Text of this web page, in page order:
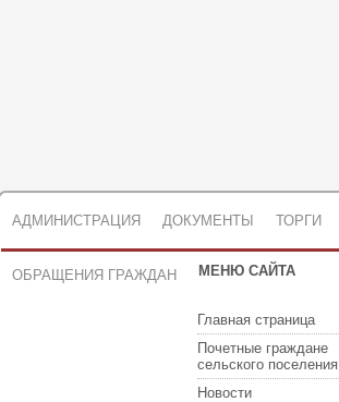
АДМИНИСТРАЦИЯ ДОКУМЕНТЫ ТОРГИ
ОБРАЩЕНИЯ ГРАЖДАН МЕНЮ САЙТА
Главная страница
Почетные граждане
сельского поселения
Новости